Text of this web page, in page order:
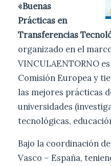
«Buenas
Prácticas en
Transferencias
organizado en el
VINCULAENTORNO
Comisión Europea y
las mejores prácticas
universidades
tecnológicas,
Bajo la coordinación
Vasco – España,